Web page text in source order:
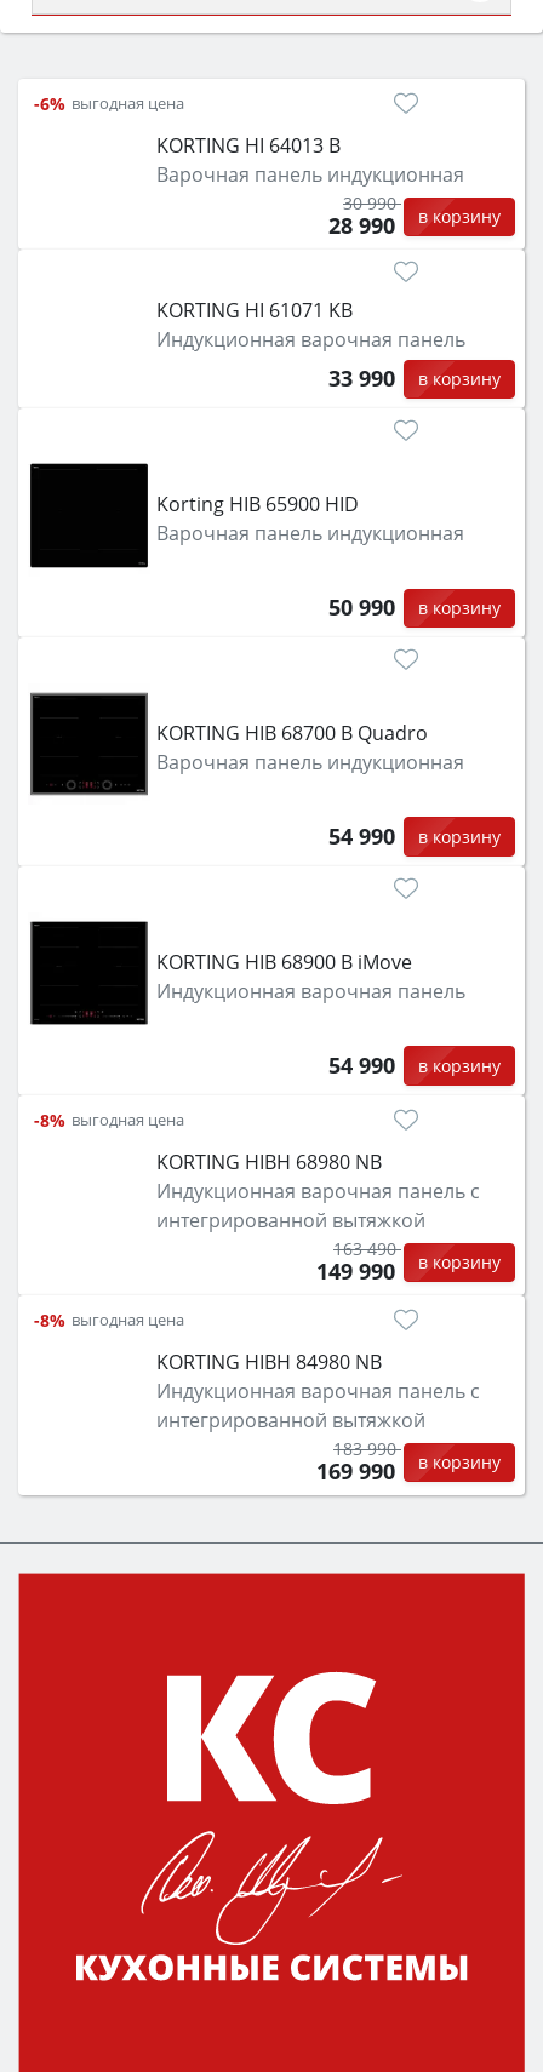
Сначала определитесь с типом (газовый или
затем смотрите на объём 50–70 л для семьи,
класс энергопотребления не ниже A и нужные
функции (конвекция, гриль, самоочистка,
защита от детей).
-6% выгодная цена
KORTING HI 64013 B
Варочная панель индукционная
30 990
28 990 в корзину
KORTING HI 61071 KB
Индукционная варочная панель
33 990 в корзину
Korting HIB 65900 HID
Варочная панель индукционная
50 990 в корзину
KORTING HIB 68700 B Quadro
Варочная панель индукционная
54 990 в корзину
KORTING HIB 68900 B iMove
Индукционная варочная панель
54 990 в корзину
-8% выгодная цена
KORTING HIBH 68980 NB
Индукционная варочная панель с
интегрированной вытяжкой
163 490
149 990 в корзину
-8% выгодная цена
KORTING HIBH 84980 NB
Индукционная варочная панель с
интегрированной вытяжкой
183 990
169 990 в корзину